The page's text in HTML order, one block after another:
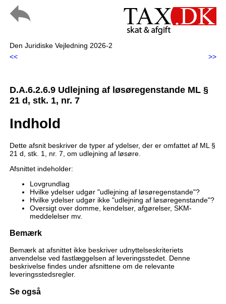
Den Juridiske Vejledning 2026-2
<<
>>
D.A.6.2.6.9 Udlejning af løsøregenstande ML §
21 d, stk. 1, nr. 7
Indhold
Dette afsnit beskriver de typer af ydelser, der er omfattet af ML §
21 d, stk. 1, nr. 7, om udlejning af løsøre.
Afsnittet indeholder:
Lovgrundlag
Hvilke ydelser udgør "udlejning af løsøregenstande"?
Hvilke ydelser udgør ikke "udlejning af løsøregenstande"?
Oversigt over domme, kendelser, afgørelser, SKM-
meddelelser mv.
Bemærk
Bemærk at afsnittet ikke beskriver udnyttelseskriteriets
anvendelse ved fastlæggelsen af leveringsstedet. Denne
beskrivelse findes under afsnittene om de relevante
leveringsstedsregler.
Se også